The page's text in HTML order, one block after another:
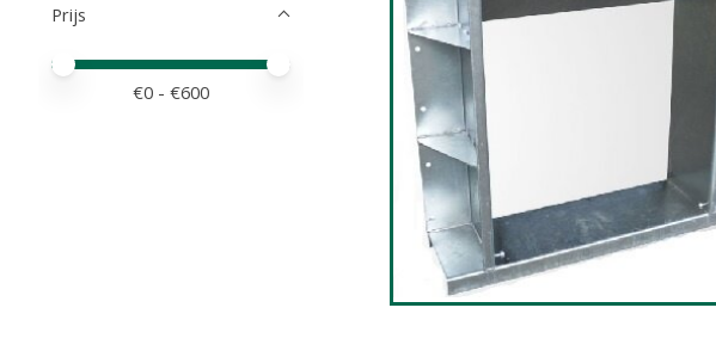
Prijs
Minimale prijswaarde
Price maximum value
€0 - €600